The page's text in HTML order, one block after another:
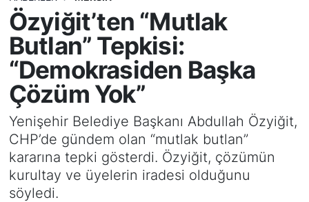
Özyiğit’ten “Mutlak
Butlan” Tepkisi:
“Demokrasiden Başka
Çözüm Yok”
Yenişehir Belediye Başkanı Abdullah Özyiğit,
CHP’de gündem olan “mutlak butlan”
kararına tepki gösterdi. Özyiğit, çözümün
kurultay ve üyelerin iradesi olduğunu
söyledi.
SPOR
GÜNÜN MANŞETİ
DÜNYA
KÜLTÜR - SANAT
MAGAZİN
SAĞLIK
Mersin Namaz Vakitleri
Mersin Trafik Yoğunluk Haritası
Süper Lig Puan Durumu ve Fikstür
Tüm Manşetler
Son Dakika Haberleri
Haber Arşivi